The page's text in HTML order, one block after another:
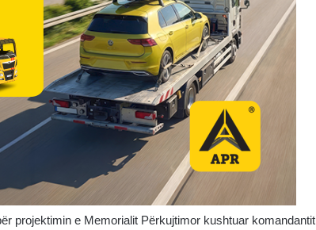
projektimin e Memorialit Përkujtimor kushtuar komandantit